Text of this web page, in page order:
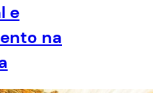
e
na